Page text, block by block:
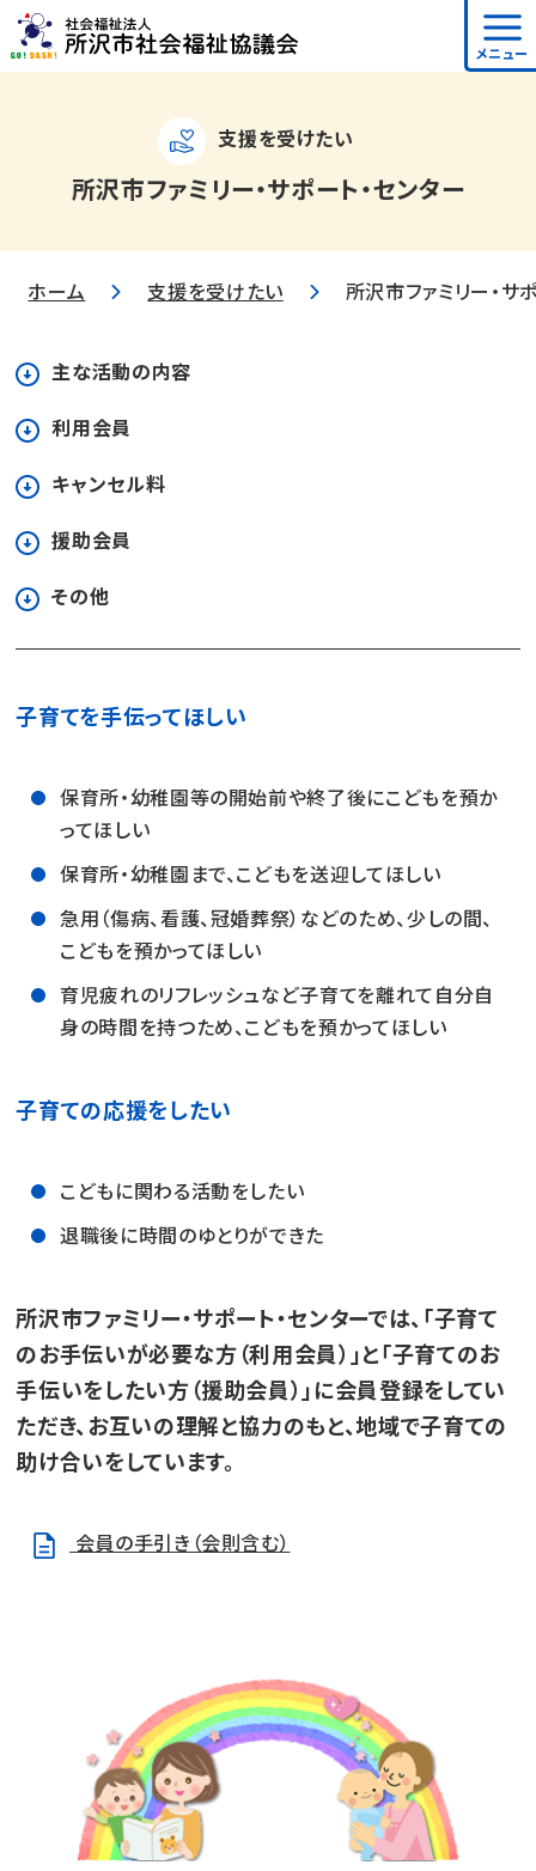
メニュー
支援を受けたい
所沢市ファミリー・サポート・センター
ホーム 支援を受けたい 所沢市ファミリー・サ
主な活動の内容
利用会員
キャンセル料
援助会員
その他
子育てを手伝ってほしい
保育所・幼稚園等の開始前や終了後にこどもを預か
ってほしい
保育所・幼稚園まで、こどもを送迎してほしい
急用（傷病、看護、冠婚葬祭）などのため、少しの間、
こどもを預かってほしい
育児疲れのリフレッシュなど子育てを離れて自分自
身の時間を持つため、こどもを預かってほしい
子育ての応援をしたい
こどもに関わる活動をしたい
退職後に時間のゆとりができた
所沢市ファミリー・サポート・センターでは、「子育て
のお手伝いが必要な方（利用会員）」と「子育てのお
手伝いをしたい方（援助会員）」に会員登録をしてい
ただき、お互いの理解と協力のもと、地域で子育ての
助け合いをしています。
会員の手引き（会則含む）